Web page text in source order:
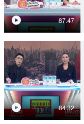
87.47
84.32